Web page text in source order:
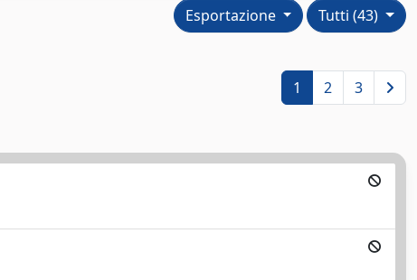
Tutti (43)
Esportazione
1 2 3